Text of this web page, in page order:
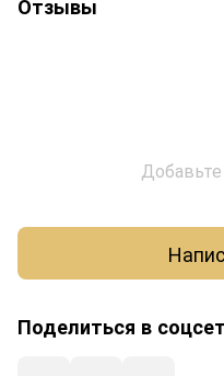
Отзывы
Поделиться в